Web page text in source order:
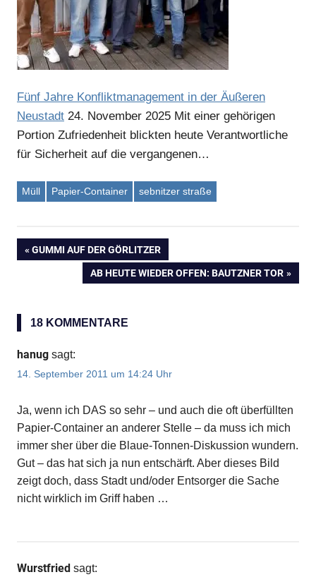
Fünf Jahre Konfliktmanagement in der Äußeren
Neustadt 24. November 2025 Mit einer gehörigen
Portion Zufriedenheit blickten heute Verantwortliche
für Sicherheit auf die vergangenen…
Müll Papier-Container sebnitzer straße
Beitragsnavigation
VORHERIGER
GUMMI AUF DER GÖRLITZER
NÄCHSTER
AB HEUTE WIEDER OFFEN: BAUTZNER TOR
18 KOMMENTARE
hanug sagt:
14. September 2011 um 14:24 Uhr
Ja, wenn ich DAS so sehr – und auch die oft überfüllten
Papier-Container an anderer Stelle – da muss ich mich
immer sher über die Blaue-Tonnen-Diskussion wundern.
Gut – das hat sich ja nun entschärft. Aber dieses Bild
zeigt doch, dass Stadt und/oder Entsorger die Sache
nicht wirklich im Griff haben …
Wurstfried sagt: